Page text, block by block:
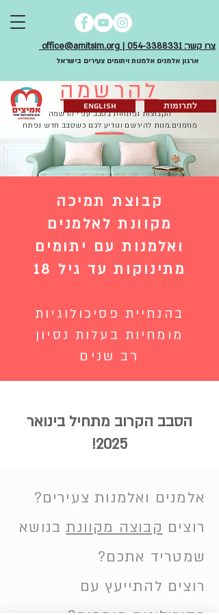
צרו קשר: 054-3388331 | office@amitsim.org
ארגון אלמנים אלמנות ויתומים צעירים בישראל
English לתרומות
להרשמה
הקבוצות נפתחות בסבב עפ"י הרשמה
מוזמנים.מנות להירשם ונודיע לכם כשסבב חדש נפתח
קבוצת תמיכה
מקוונת לאלמנים
ואלמנות עם יתומים
מתינוקות עד גיל 18
בהנחיית פסיכולוגיות
מומחיות בעלות נסיון
רב שנים
הסבב הקרוב מתחיל בינואר
2025!
אלמנים ואלמנות צעירים?
רוצים קבוצה מקוונתבנושא
שמטריד אתכם?
רוצים להתייעץ עם